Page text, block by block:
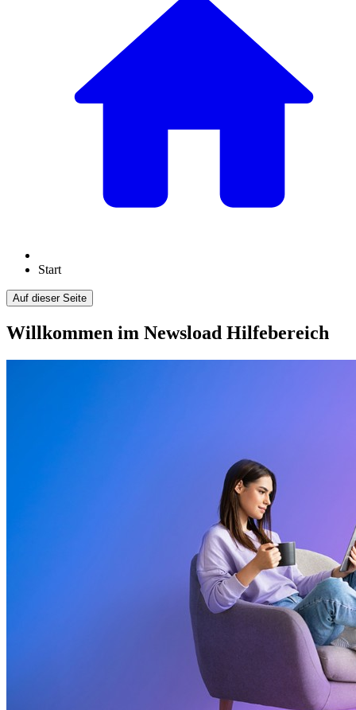
Start
Auf dieser Seite
Willkommen im Newsload Hilfebereich